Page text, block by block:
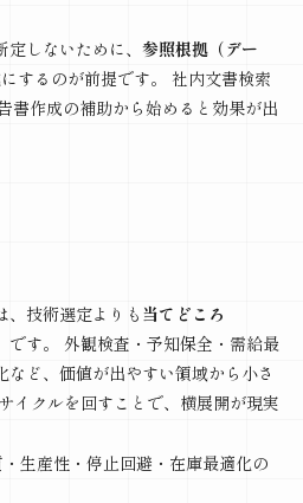
しないために、 参照根拠（デー
にするのが前提です。 社内文書検索
書作成の補助から始めると効果が出
技術選定よりも 当てどころ
です。 外観検査・予知保全・需給最
ど、価値が出やすい領域から小さ
イクルを回すことで、横展開が現実
生産性・停止回避・在庫最適化の